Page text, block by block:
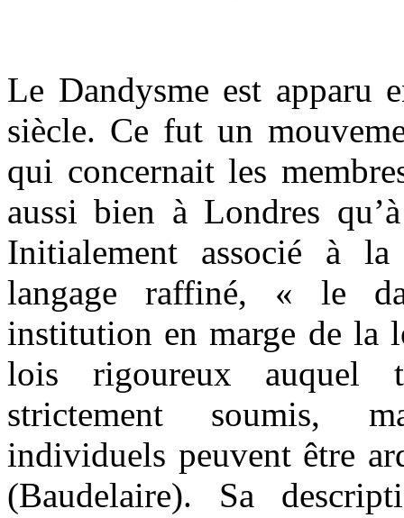
Le Dandysme est apparu
siècle. Ce fut un
qui concernait les
aussi bien à Londres
Initialement associé à
langage raffiné, « le
institution en marge de la
lois rigoureux auquel
strictement soumis,
individuels peuvent être
(Baudelaire). Sa